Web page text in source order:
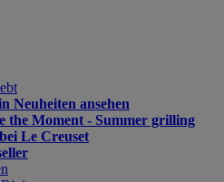
Neuheiten ansehen
the Moment - Summer grilling
Le Creuset